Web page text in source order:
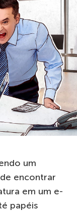
um
encontrar
em um e-
papéis